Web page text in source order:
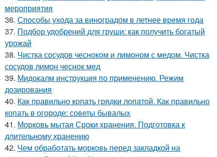
мероприятия
36. Способы ухода за виноградом в летнее время года
37. Подбор удобрений для груши: как получить богатый
урожай
38. Чистка сосудов чесноком и лимоном с медом. Чистка
сосудов лимон чеснок мед
39. Мидокалм инструкция по применению. Режим
дозирования
40. Как правильно копать грядки лопатой. Как правильно
копать в огороде: советы бывалых
41. Морковь мытая Сроки хранения. Подготовка к
длительному хранению
42. Чем обработать морковь перед закладкой на